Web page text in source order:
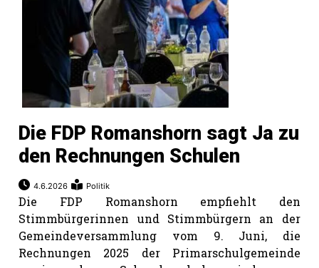
Die FDP Romanshorn sagt Ja zu
den Rechnungen Schulen
4.6.2026 Politik
Die FDP Romanshorn empfiehlt den
Stimmbürgerinnen und Stimmbürgern an der
Gemeindeversammlung vom 9. Juni, die
Rechnungen 2025 der Primarschulgemeinde